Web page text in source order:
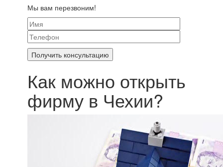
Мы вам перезвоним!
Как можно открыть
фирму в Чехии?